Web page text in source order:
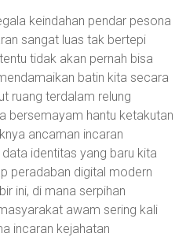
keindahan pendar pesona
sangat luas tak bertepi
tidak akan pernah bisa
batin kita secara
ruang terdalam relung
bersemayam hantu ketakutan
ancaman incaran
identitas yang baru kita
peradaban digital modern
ini, di mana serpihan
awam sering kali
incaran kejahatan